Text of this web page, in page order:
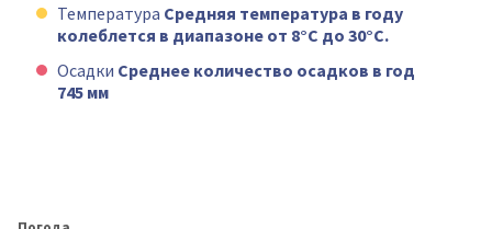
Температура Средняя температура в году
колеблется в диапазоне от 8°C до 30°C.
Осадки Среднее количество осадков в год
745 мм